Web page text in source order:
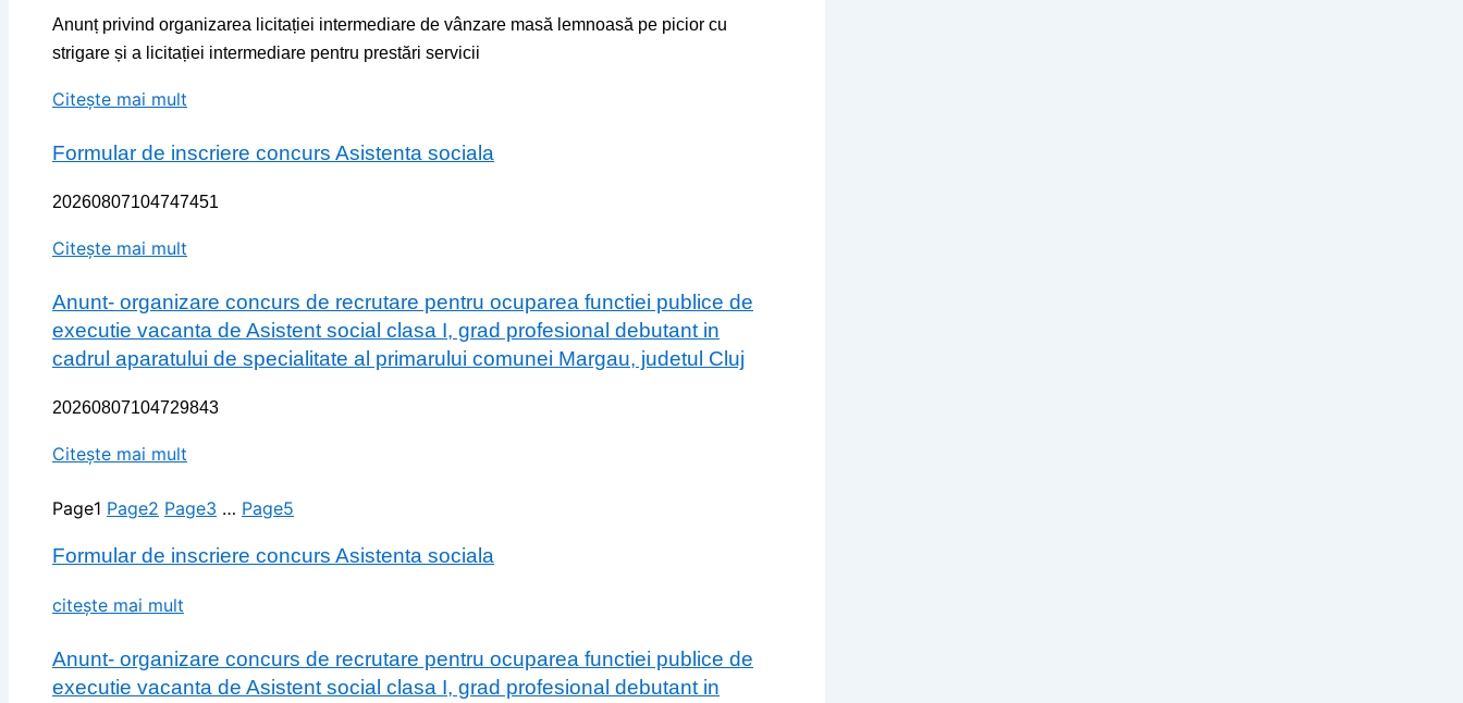
Anunț privind organizarea licitației intermediare de vânzare masă lemnoasă pe picior cu
strigare și a licitației intermediare pentru prestări servicii
Citește mai mult
Formular de inscriere concurs Asistenta sociala
20260807104747451
Citește mai mult
Anunt- organizare concurs de recrutare pentru ocuparea functiei publice de
executie vacanta de Asistent social clasa I, grad profesional debutant in
cadrul aparatului de specialitate al primarului comunei Margau, judetul Cluj
20260807104729843
Citește mai mult
Page1 Page2 Page3 … Page5
Formular de inscriere concurs Asistenta sociala
citește mai mult
Anunt- organizare concurs de recrutare pentru ocuparea functiei publice de
executie vacanta de Asistent social clasa I, grad profesional debutant in